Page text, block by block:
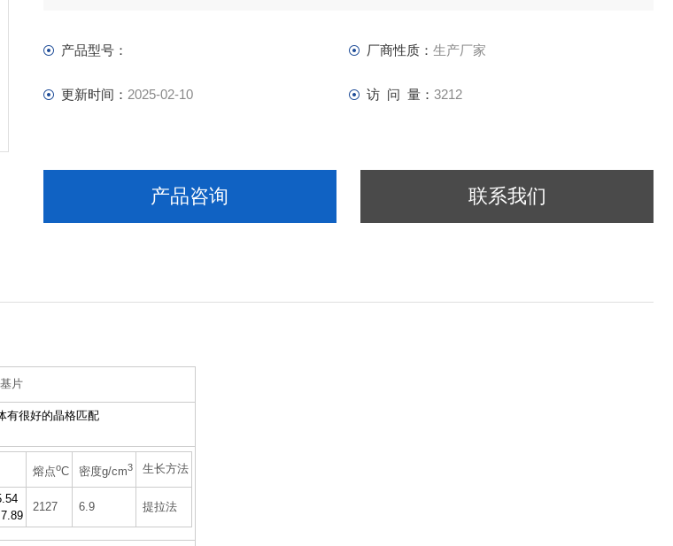
产品型号： 厂商性质： 生产厂家
更新时间： 2025-02-10 访 问 量： 3212
产品咨询 联系我们
片
有很好的晶格匹配
熔点oC 密度g/cm3 生长方法
2127 6.9 提拉法